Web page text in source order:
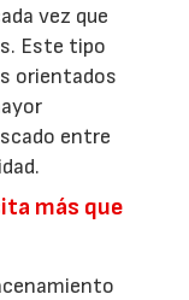
vez que
Este tipo
orientados
entre
más que